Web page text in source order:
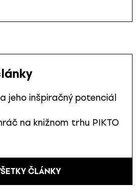
jeho inšpiračný potenciál
na knižnom trhu PIKTO
ČLÁNKY